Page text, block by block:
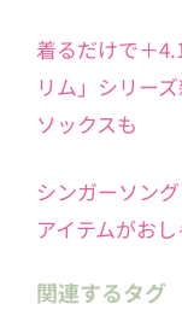
着るだけで＋
リム」シリー
ソックスも
シンガーソン
アイテムがお
関連するタグ